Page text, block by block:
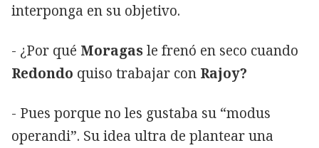
interponga en su objetivo.
- ¿Por qué Moragasle frenó en seco cuando
Redondo quiso trabajar con Rajoy?
- Pues porque no les gustaba su “modus
operandi”. Su idea ultra de plantear una